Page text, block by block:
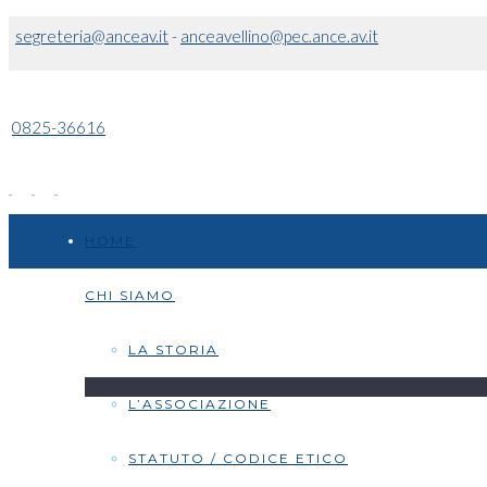
segreteria@anceav.it- anceavellino@pec.ance.av.it
0825-36616
CHI SIAMO
LA STORIA
L’ASSOCIAZIONE
STATUTO / CODICE ETICO